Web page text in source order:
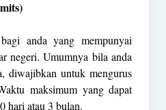
anda yang mempunyai
negeri. Umumnya bila anda
diwajibkan untuk mengurus
maksimum yang dapat
hari atau 3 bulan.